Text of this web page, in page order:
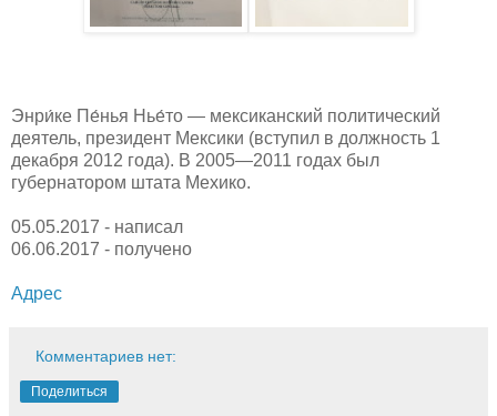
Энри́ке Пе́нья Нье́то — мексиканский политический
деятель, президент Мексики (вступил в должность 1
декабря 2012 года). В 2005—2011 годах был
губернатором штата Мехико.
05.05.2017 - написал
06.06.2017 - получено
Адрес
Комментариев нет:
Поделиться